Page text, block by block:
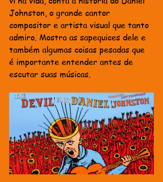
Johnston, o grande cantor
compositor e artista visual que tanto
admiro. Mostra as sapequices dele e
também algumas coisas pesadas que
é importante entender antes de
escutar suas músicas.